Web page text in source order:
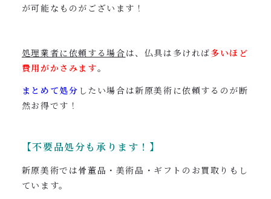
が可能なものがございます！
処理業者に依頼する場合は、仏具は多ければ多いほど
費用がかさみます。
まとめて処分 したい場合は新原美術に依頼するのが断
然お得です！
【不要品処分も承ります！】
新原美術では骨董品・美術品・ギフトのお買取りもし
ています。